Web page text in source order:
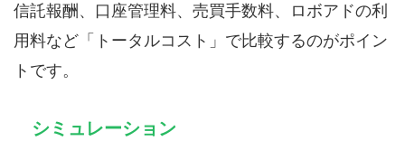
信託報酬、口座管理料、売買手数料、ロボアドの利
用料など「トータルコスト」で比較するのがポイン
トです。
シミュレーション